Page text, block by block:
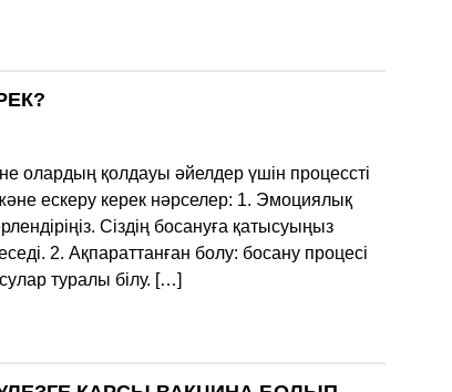
олардың қолдауы әйелдер үшін процессті
ескеру керек нәрселер: 1. Эмоциялық
Сіздің босануға қатысуыңыз
2. Ақпараттанған болу: босану процесі
туралы білу. […]